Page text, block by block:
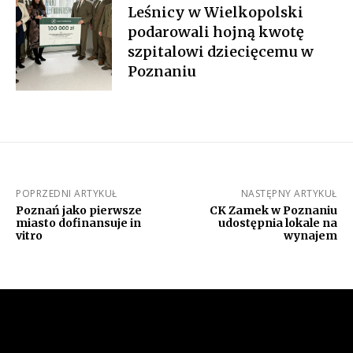
Leśnicy w Wielkopolski
podarowali hojną kwotę
szpitalowi dziecięcemu w
Poznaniu
POPRZEDNI ARTYKUŁ
Poznań jako pierwsze
miasto dofinansuje in
vitro
NASTĘPNY ARTYKUŁ
CK Zamek w Poznaniu
udostępnia lokale na
wynajem